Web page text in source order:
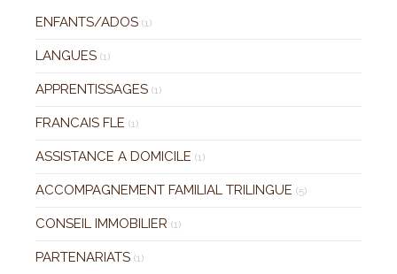
ENFANTS/ADOS (1)
LANGUES (1)
APPRENTISSAGES (1)
FRANCAIS FLE (1)
ASSISTANCE A DOMICILE (1)
ACCOMPAGNEMENT FAMILIAL TRILINGUE (5)
CONSEIL IMMOBILIER (1)
PARTENARIATS (1)